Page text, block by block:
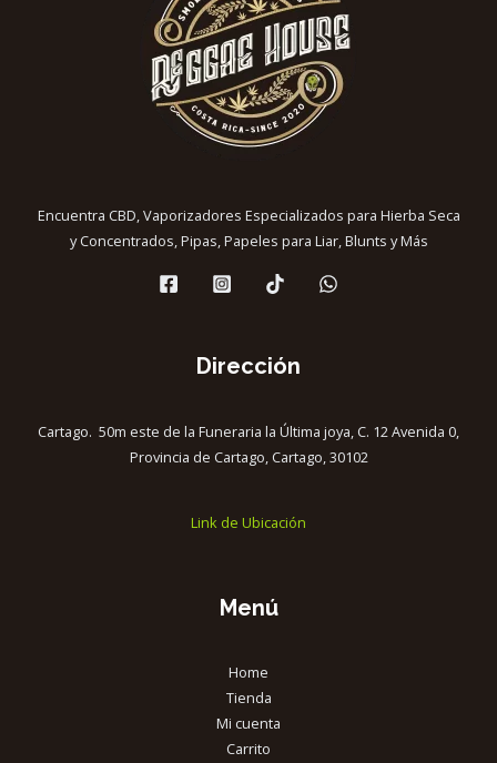
Encuentra CBD, Vaporizadores Especializados para Hierba Seca
y Concentrados, Pipas, Papeles para Liar, Blunts y Más
Dirección
Cartago. 50m este de la Funeraria la Última joya, C. 12 Avenida 0,
Provincia de Cartago, Cartago, 30102
Link de Ubicación
Menú
Home
Tienda
Mi cuenta
Carrito